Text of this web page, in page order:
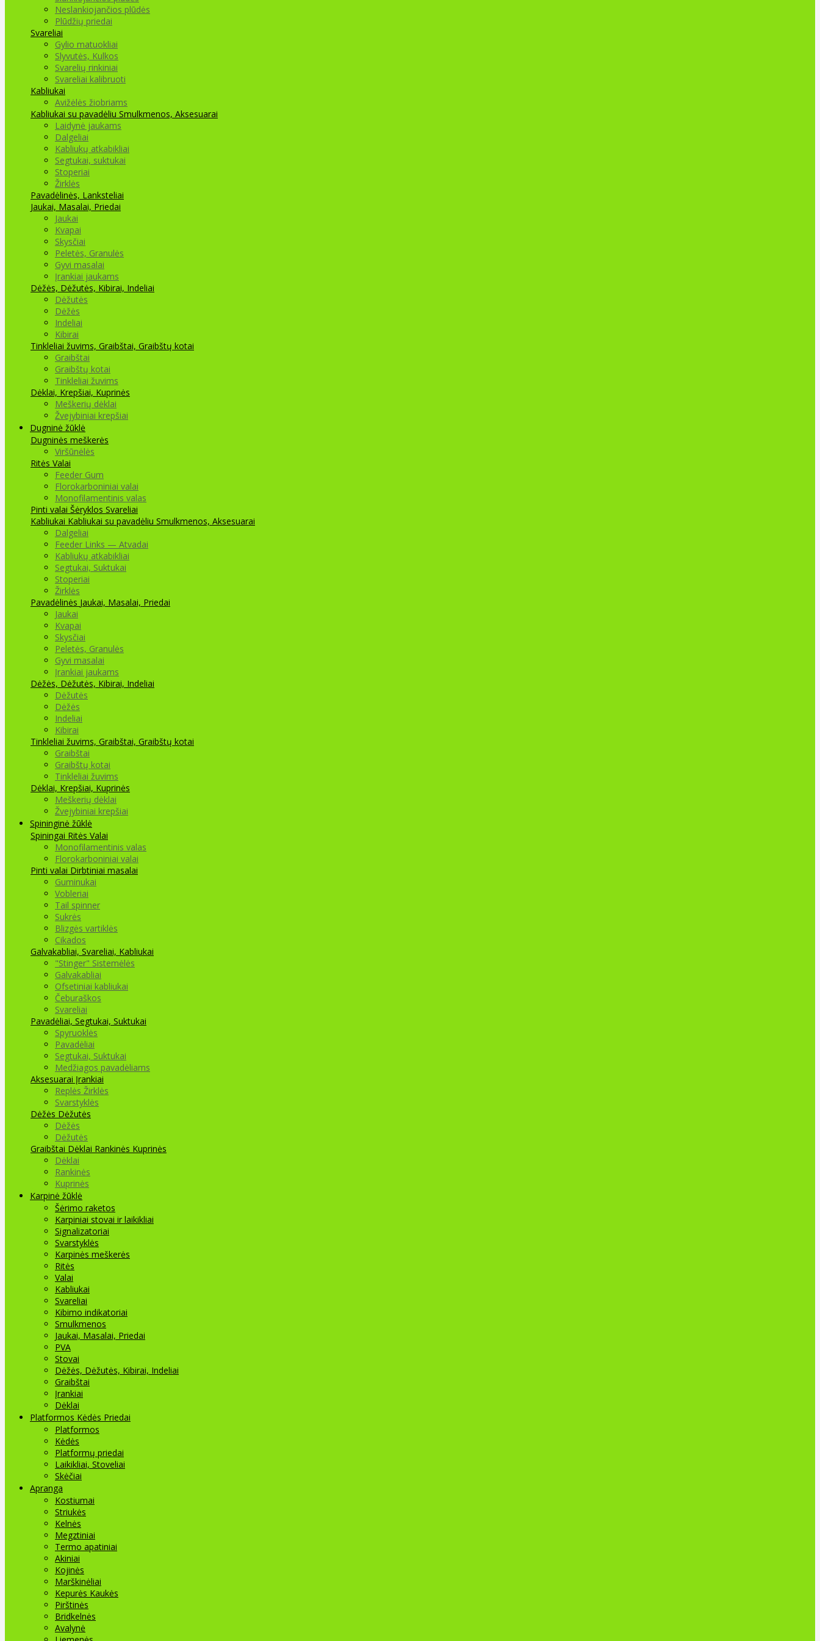
Neslankiojančios plūdės
Plūdžių priedai
Svareliai
Gylio matuokliai
Slyvutės, Kulkos
Svarelių rinkiniai
Svareliai kalibruoti
Kabliukai
Avižėlės žiobriams
Kabliukai su pavadėliu Smulkmenos, Aksesuarai
Laidynė jaukams
Dalgeliai
Kabliukų atkabikliai
Segtukai, suktukai
Stoperiai
Žirklės
Pavadėlinės, Lanksteliai
Jaukai, Masalai, Priedai
Jaukai
Kvapai
Skysčiai
Peletės, Granulės
Gyvi masalai
Įrankiai jaukams
Dėžės, Dėžutės, Kibirai, Indeliai
Dėžutės
Dėžės
Indeliai
Kibirai
Tinkleliai žuvims, Graibštai, Graibštų kotai
Graibštai
Graibštų kotai
Tinkleliai žuvims
Dėklai, Krepšiai, Kuprinės
Meškerių dėklai
Žvejybiniai krepšiai
Dugninė žūklė
Dugninės meškerės
Viršūnėlės
Ritės Valai
Feeder Gum
Florokarboniniai valai
Monofilamentinis valas
Pinti valai Šėryklos Svareliai
Kabliukai Kabliukai su pavadėliu Smulkmenos, Aksesuarai
Dalgeliai
Feeder Links — Atvadai
Kabliukų atkabikliai
Segtukai, Suktukai
Stoperiai
Žirklės
Pavadėlinės Jaukai, Masalai, Priedai
Jaukai
Kvapai
Skysčiai
Peletės, Granulės
Gyvi masalai
Įrankiai jaukams
Dėžės, Dėžutės, Kibirai, Indeliai
Dėžutės
Dėžės
Indeliai
Kibirai
Tinkleliai žuvims, Graibštai, Graibštų kotai
Graibštai
Graibštų kotai
Tinkleliai žuvims
Dėklai, Krepšiai, Kuprinės
Meškerių dėklai
Žvejybiniai krepšiai
Spininginė žūklė
Spiningai Ritės Valai
Monofilamentinis valas
Florokarboniniai valai
Pinti valai Dirbtiniai masalai
Guminukai
Vobleriai
Tail spinner
Sukrės
Blizgės vartiklės
Cikados
Galvakabliai, Svareliai, Kabliukai
"Stinger" Sistemėlės
Galvakabliai
Ofsetiniai kabliukai
Čeburaškos
Svareliai
Pavadėliai, Segtukai, Suktukai
Spyruoklės
Pavadėliai
Segtukai, Suktukai
Medžiagos pavadėliams
Aksesuarai Įrankiai
Replės Žirklės
Svarstyklės
Dėžės Dėžutės
Dėžės
Dėžutės
Graibštai Dėklai Rankinės Kuprinės
Dėklai
Rankinės
Kuprinės
Karpinė žūklė
Šėrimo raketos
Karpiniai stovai ir laikikliai
Signalizatoriai
Svarstyklės
Karpinės meškerės
Ritės
Valai
Kabliukai
Svareliai
Kibimo indikatoriai
Smulkmenos
Jaukai, Masalai, Priedai
PVA
Stovai
Dėžės, Dėžutės, Kibirai, Indeliai
Graibštai
Įrankiai
Dėklai
Platformos Kėdės Priedai
Platformos
Kėdės
Platformų priedai
Laikikliai, Stoveliai
Skėčiai
Apranga
Kostiumai
Striukės
Kelnės
Megztiniai
Termo apatiniai
Akiniai
Kojinės
Marškinėliai
Kepurės Kaukės
Pirštinės
Bridkelnės
Avalynė